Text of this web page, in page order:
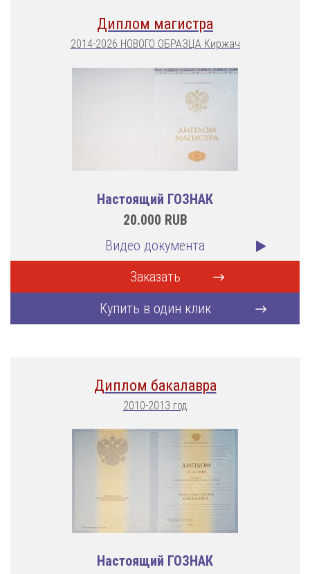
Диплом магистра
2014-2026 НОВОГО ОБРАЗЦА Киржач
Настоящий ГОЗНАК
20.000 RUB
Видео документа
Заказать
Купить в один клик
Диплом бакалавра
2010-2013 год
Настоящий ГОЗНАК